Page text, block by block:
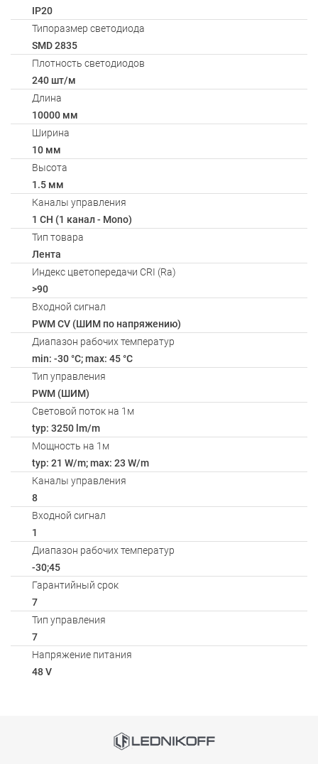
IP20
Типоразмер светодиода
SMD 2835
Плотность светодиодов
240 шт/м
Длина
10000 мм
Ширина
10 мм
Высота
1.5 мм
Каналы управления
1 CH (1 канал - Mono)
Тип товара
Лента
Индекс цветопередачи CRI (Ra)
>90
Входной сигнал
PWM СV (ШИМ по напряжению)
Диапазон рабочих температур
min: -30 °C; max: 45 °C
Тип управления
PWM (ШИМ)
Световой поток на 1м
typ: 3250 lm/m
Мощность на 1м
typ: 21 W/m; max: 23 W/m
Каналы управления
8
Входной сигнал
1
Диапазон рабочих температур
-30;45
Гарантийный срок
7
Тип управления
7
Напряжение питания
48 V